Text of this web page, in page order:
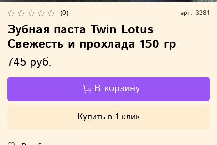
(0) арт. 3281
Зубная паста Twin Lotus
Свежесть и прохлада 150 гр
745 руб.
В корзину
Купить в 1 клик